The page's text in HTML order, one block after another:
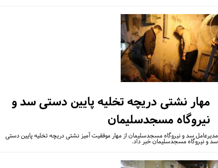
مهار نشتی دریچه تخلیه پایین دستی سد و
نیروگاه مسجدسلیمان
سد و نیروگاه مسجدسلیمان از مهار موفقیت آمیز نشتی دریچه تخلیه پایین دستی
و نیروگاه مسجدسلیمان خبر داد.